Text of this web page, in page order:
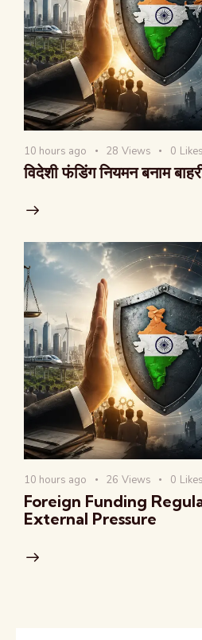
10 hours ago 28 Views 0 Likes
विदेशी फंडिंग नियमन बनाम
10 hours ago 26 Views 0 Likes
Foreign Funding
External Pressure